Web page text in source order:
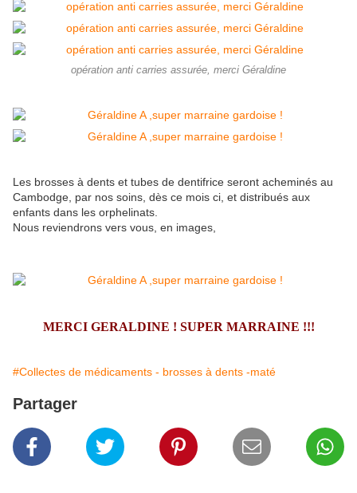
opération anti carries assurée, merci Géraldine
Les brosses à dents et tubes de dentifrice seront acheminés au
Cambodge, par nos soins, dès ce mois ci, et distribués aux
enfants dans les orphelinats.
Nous reviendrons vers vous, en images,
MERCI GERALDINE ! SUPER MARRAINE !!!
#Collectes de médicaments - brosses à dents -maté
Partager